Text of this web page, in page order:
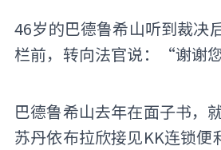
46岁的巴德鲁希山听到裁决
栏前，转向法官说：“谢谢
巴德鲁希山去年在面子书
苏丹依布拉欣接见KK连锁